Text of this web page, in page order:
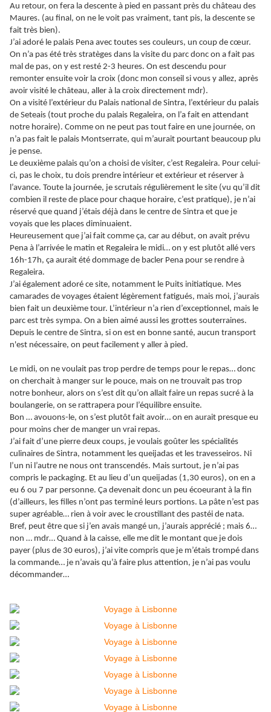
Au retour, on fera la descente à pied en passant près du château des
Maures. (au final, on ne le voit pas vraiment, tant pis, la descente se
fait très bien).
J’ai adoré le palais Pena avec toutes ses couleurs, un coup de cœur.
On n’a pas été très stratèges dans la visite du parc donc on a fait pas
mal de pas, on y est resté 2-3 heures. On est descendu pour
remonter ensuite voir la croix (donc mon conseil si vous y allez, après
avoir visité le château, aller à la croix directement mdr).
On a visité l’extérieur du Palais national de Sintra, l’extérieur du palais
de Seteais (tout proche du palais Regaleira, on l’a fait en attendant
notre horaire). Comme on ne peut pas tout faire en une journée, on
n’a pas fait le palais Montserrate, qui m’aurait pourtant beaucoup plu
je pense.
Le deuxième palais qu’on a choisi de visiter, c’est Regaleira. Pour celui-
ci, pas le choix, tu dois prendre intérieur et extérieur et réserver à
l’avance. Toute la journée, je scrutais régulièrement le site (vu qu’il dit
combien il reste de place pour chaque horaire, c’est pratique), je n’ai
réservé que quand j’étais déjà dans le centre de Sintra et que je
voyais que les places diminuaient.
Heureusement que j’ai fait comme ça, car au début, on avait prévu
Pena à l’arrivée le matin et Regaleira le midi… on y est plutôt allé vers
16h-17h, ça aurait été dommage de bacler Pena pour se rendre à
Regaleira.
J’ai également adoré ce site, notamment le Puits initiatique. Mes
camarades de voyages étaient légèrement fatigués, mais moi, j’aurais
bien fait un deuxième tour. L’intérieur n’a rien d’exceptionnel, mais le
parc est très sympa. On a bien aimé aussi les grottes souterraines.
Depuis le centre de Sintra, si on est en bonne santé, aucun transport
n'est nécessaire, on peut facilement y aller à pied.
Le midi, on ne voulait pas trop perdre de temps pour le repas… donc
on cherchait à manger sur le pouce, mais on ne trouvait pas trop
notre bonheur, alors on s’est dit qu’on allait faire un repas sucré à la
boulangerie, on se rattrapera pour l’équilibre ensuite.
Bon … avouons-le, on s’est plutôt fait avoir… on en aurait presque eu
pour moins cher de manger un vrai repas.
J’ai fait d’une pierre deux coups, je voulais goûter les spécialités
culinaires de Sintra, notamment les queijadas et les travesseiros. Ni
l’un ni l’autre ne nous ont transcendés. Mais surtout, je n’ai pas
compris le packaging. Et au lieu d’un queijadas (1,30 euros), on en a
eu 6 ou 7 par personne. Ça devenait donc un peu écoeurant à la fin
(d’ailleurs, les filles n’ont pas terminé leurs portions. La pâte n’est pas
super agréable… rien à voir avec le croustillant des pastéi de nata.
Bref, peut être que si j’en avais mangé un, j’aurais apprécié ; mais 6…
non … mdr… Quand à la caisse, elle me dit le montant que je dois
payer (plus de 30 euros), j’ai vite compris que je m’étais trompé dans
la commande… je n’avais qu’à faire plus attention, je n’ai pas voulu
décommander…